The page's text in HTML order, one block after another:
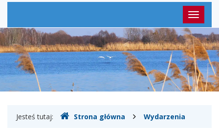
główne
Gdzie
Jesteś tutaj: Strona główna Wydarzenia